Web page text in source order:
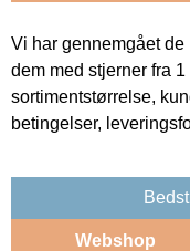
Vi har gennemgået
dem med stjerner fra
sortimentstørrelse,
betingelser,
Webshop